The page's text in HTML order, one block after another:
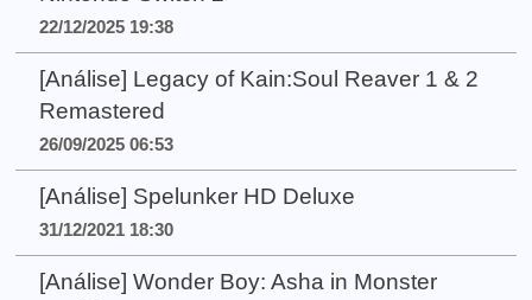
22/12/2025 19:38
[Análise] Legacy of Kain:Soul Reaver 1 & 2
Remastered
26/09/2025 06:53
[Análise] Spelunker HD Deluxe
31/12/2021 18:30
[Análise] Wonder Boy: Asha in Monster